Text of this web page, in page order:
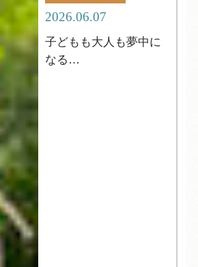
2026.06.07
子どもも大人も夢中に
なる